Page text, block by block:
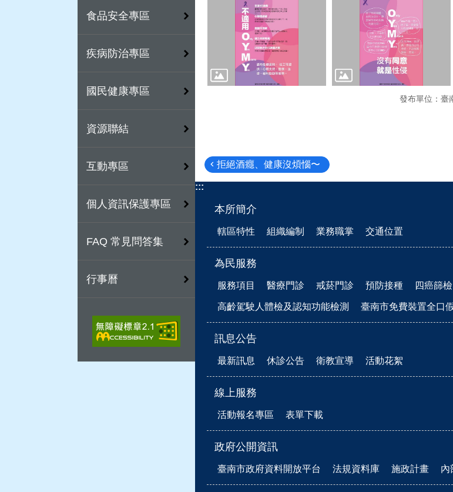
食品安全專區
疾病防治專區
國民健康專區
資源聯結
互動專區
個人資訊保護專區
FAQ 常見問答集
行事曆
發布單位：臺
拒絕酒癮、健康沒煩惱〜
:::
本所簡介
轄區特性 組織編制 業務職掌 交通位置
為民服務
服務項目 醫療門診 戒菸門診 預防接種 四癌篩檢
高齡駕駛人體檢及認知功能檢測 臺南市免費裝置全口
訊息公告
最新訊息 休診公告 衛教宣導 活動花絮
線上服務
活動報名專區 表單下載
政府公開資訊
臺南市政府資料開放平台 法規資料庫 施政計畫 內